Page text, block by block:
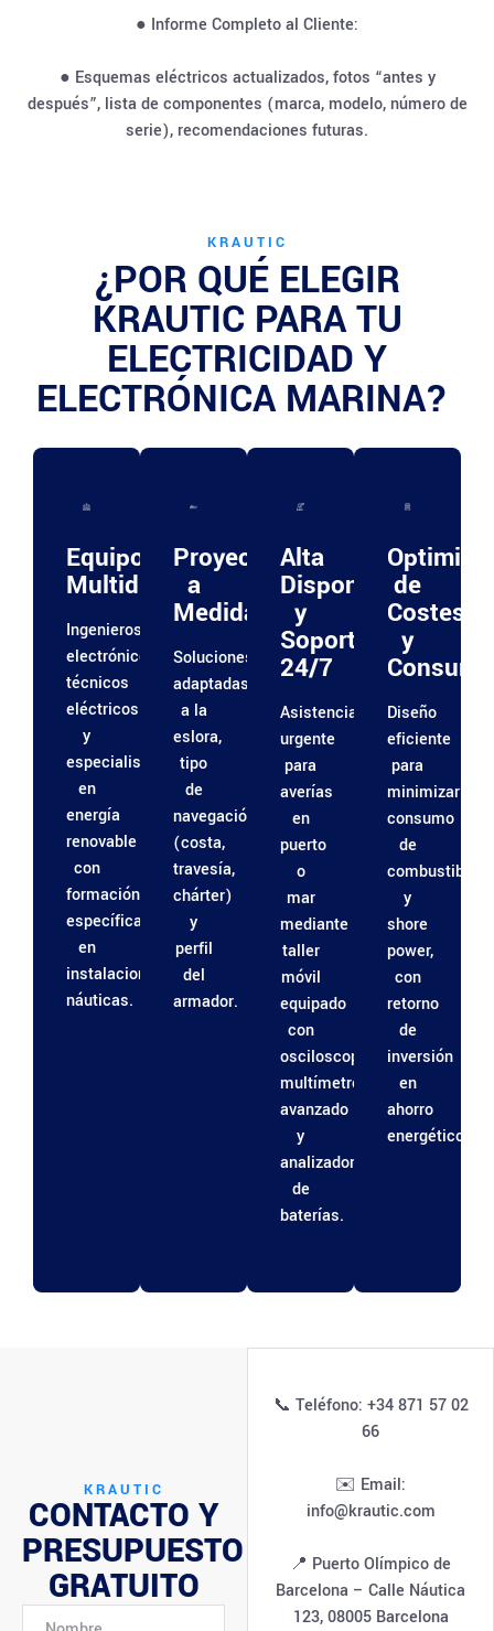
● Informe Completo al Cliente:
● Esquemas eléctricos actualizados, fotos “antes y
después”, lista de componentes (marca, modelo, número de
serie), recomendaciones futuras.
KRAUTIC
¿POR QUÉ ELEGIR
KRAUTIC PARA TU
ELECTRICIDAD Y
ELECTRÓNICA MARINA?
Equipo
Multidisciplinar
Ingenieros
electrónicos,
técnicos
eléctricos
y
especialistas
en
energía
renovable
con
formación
específica
en
instalaciones
náuticas.
Proyectos
a
Medida
Soluciones
adaptadas
a la
eslora,
tipo
de
navegación
(costa,
travesía,
chárter)
y
perfil
del
armador.
Alta
Disponibilidad
y
Soporte
24/7
Asistencia
urgente
para
averías
en
puerto
o
mar
mediante
taller
móvil
equipado
con
osciloscopio,
multímetro
avanzado
y
analizador
de
baterías.
de
Costes
y
Consumo
Diseño
eficiente
para
minimizar
consumo
de
combustible
y
shore
power,
con
retorno
de
inversión
en
ahorro
energético.
KRAUTIC
CONTACTO Y
PRESUPUESTO
GRATUITO
📞 Teléfono: +34 871 57 02
66
✉️ Email:
info@krautic.com
📍 Puerto Olímpico de
Barcelona – Calle Náutica
123, 08005 Barcelona